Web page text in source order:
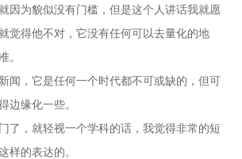
因为貌似没有门槛，但是这个人讲话我就愿
觉得他不对，它没有任何可以去量化的地
。
闻，它是任何一个时代都不可或缺的，但可
边缘化一些。
了，就轻视一个学科的话，我觉得非常的短
样的表达的。